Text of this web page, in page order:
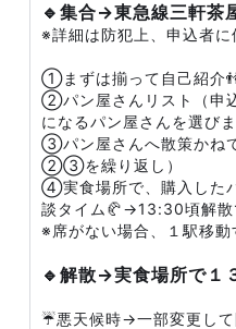
🔹集合→東急線三軒茶
※詳細は防犯上、申込者に
①まずは揃って自己紹介
②パン屋さんリスト（申
になるパン屋さんを選びま
③パン屋さんへ散策かね
②③を繰り返し）
④実食場所で、購入した
談タイム🥐→13:30頃解散
※席がない場合、１駅移動
🔹解散→実食場所で１
☔️悪天候時→一部変更し